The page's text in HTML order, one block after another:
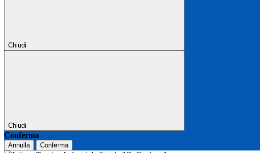
Chiudi
Chiudi
Conferma
Annulla Conferma